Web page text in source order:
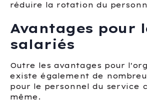
réduire la rotation du
Avantages pour
salariés
Outre les avantages pour
existe également de
pour le personnel du service
même.